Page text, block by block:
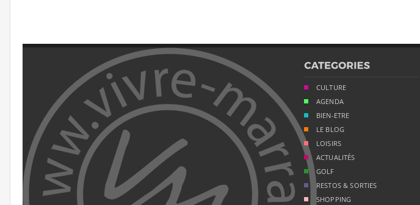
CULTURE
AGENDA
BIEN-ETRE
LE BLOG
LOISIRS
ACTUALITÉS
GOLF
RESTOS & SORTIES
SHOPPING